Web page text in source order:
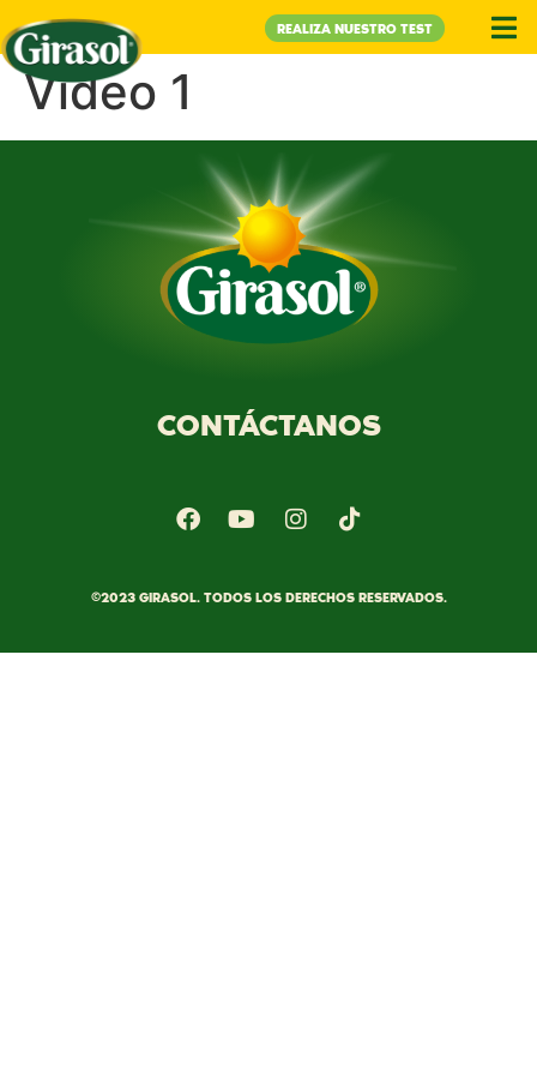
REALIZA NUESTRO TEST
Video 1
CONTÁCTANOS
©2023 GIRASOL. TODOS LOS DERECHOS RESERVADOS.